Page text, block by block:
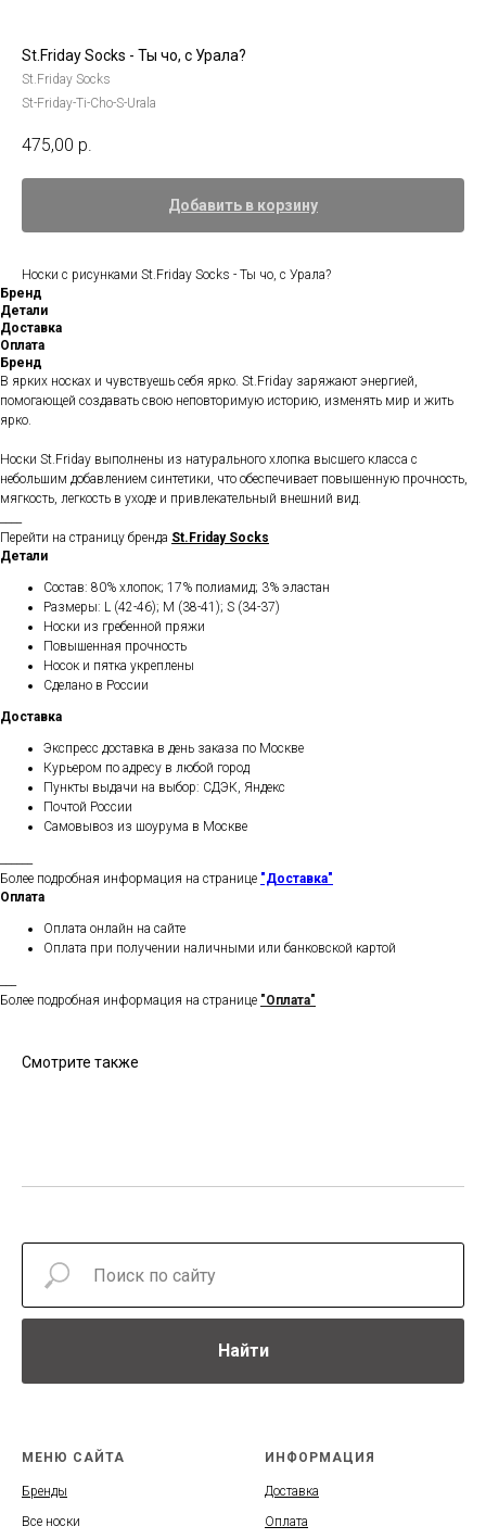
St.Friday Socks - Ты чо, с Урала?
St.Friday Socks
St-Friday-Ti-Cho-S-Urala
475,00 р.
Добавить в корзину
Носки с рисунками St.Friday Socks - Ты чо, с Урала?
Бренд
Детали
Доставка
Оплата
Бренд
В ярких носках и чувствуешь себя ярко. St.Friday заряжают энергией,
помогающей создавать свою неповторимую историю, изменять мир и жить
ярко.
Носки St.Friday выполнены из натурального хлопка высшего класса с
небольшим добавлением синтетики, что обеспечивает повышенную прочность,
мягкость, легкость в уходе и привлекательный внешний вид.
Перейти на страницу бренда St.Friday Socks
Детали
Состав: 80% хлопок; 17% полиамид; 3% эластан
Размеры: L (42-46); M (38-41); S (34-37)
Носки из гребенной пряжи
Повышенная прочность
Носок и пятка укреплены
Сделано в России
Доставка
Экспресс доставка в день заказа по Москве
Курьером по адресу в любой город
Пункты выдачи на выбор: СДЭК, Яндекс
Почтой России
Самовывоз из шоурума в Москве
Более подробная информация на странице "Доставка"
Оплата
Оплата онлайн на сайте
Оплата при получении наличными или банковской картой
Более подробная информация на странице "Оплата"
Смотрите также
Найти
МЕНЮ САЙТА
Бренды
Все носки
ИНФОРМАЦИЯ
Доставка
Оплата